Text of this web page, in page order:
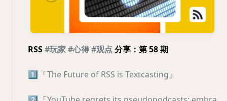
RSS#玩家#心得#观点 分享：第 58 期
1️⃣ 「The Future of RSS is Textcasting 」